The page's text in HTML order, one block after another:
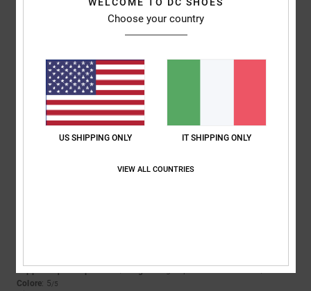
/5
Clement26. aprile 2026
Eccellente
Mostra originale - Français
Rapporto qualità-prezzo
Consiglio questo prodotto
5/5
Colore: 5/5
Choose your country
US SHIPPING ONLY IT SHIPPING ONLY
VIEW ALL COUNTRIES